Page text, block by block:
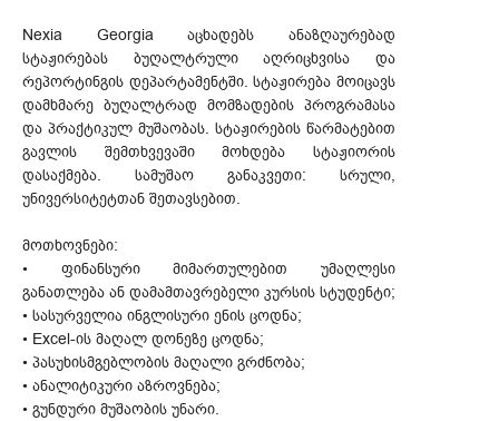
Nexia Georgia აცხადებს ანაზღაურებად
სტაჟირებას ბუღალტრული აღრიცხვისა და
რეპორტინგის დეპარტამენტში. სტაჟირება მოიცავს
დამხმარე ბუღალტრად მომზადების პროგრამასა
და პრაქტიკულ მუშაობას. სტაჟირების წარმატებით
გავლის შემთხვევაში მოხდება სტაჟიორის
დასაქმება. სამუშაო განაკვეთი: სრული,
უნივერსიტეტთან შეთავსებით.
მოთხოვნები:
• ფინანსური მიმართულებით უმაღლესი
განათლება ან დამამთავრებელი კურსის სტუდენტი;
• სასურველია ინგლისური ენის ცოდნა;
• Excel-ის მაღალ დონეზე ცოდნა;
• პასუხისმგებლობის მაღალი გრძნობა;
• ანალიტიკური აზროვნება;
• გუნდური მუშაობის უნარი.